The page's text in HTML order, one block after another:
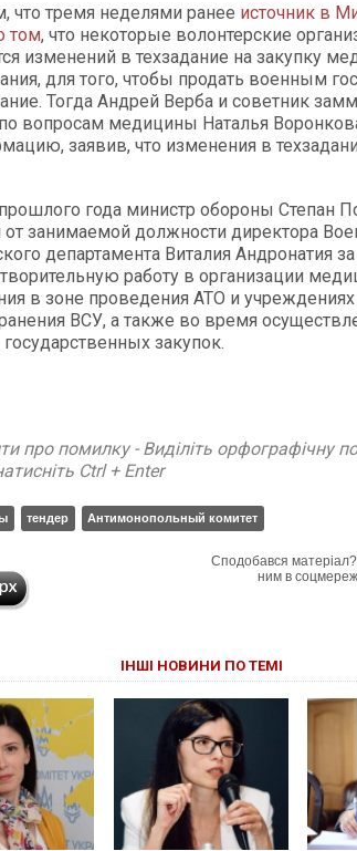
что тремя неделями ранее источник в
том, что некоторые волонтерские
изменений в техзадание на закупку
для того, чтобы продать военным
Тогда Андрей Верба и советник
вопросам медицины Наталья
заявив, что изменения в
года министр обороны Степан
от занимаемой должности директора
департамента Виталия Андронатия за
работу в организации
в зоне проведения АТО и учреждениях
ВСУ, а также во время
закупок.
про помилку - Виділіть орфографічну
Ctrl + Enter
тендер Антимонопольный комитет
Сподобався
ним в
ІНШІ НОВИНИ ПО ТЕМІ